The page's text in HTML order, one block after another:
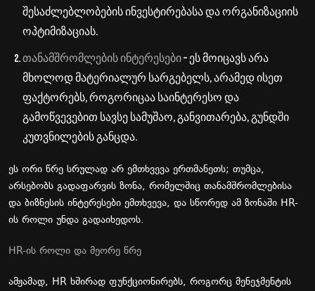
შესაძლებლობებისინვესტირებასადაორგანიზაციის
ოპტიმიზაციას.
თანამშრომლებისინტერესები–ესმოიცავსარა
მხოლოდმატერიალურ სარგებელს,არამედისეთ
ფაქტორებს,როგორიცაა საინტერესო და
გამოწვევებით სავსე სამუშაო,განვითარება,გუნდში
კუთვნილებისგანცდა.
ეს ორი წრე სრულად არ ემთხვევა ერთმანეთს; თუმცა,
არსებობს გადაფარვის ზონა, რომელშიც თანამშრომლებისა
და ბიზნესის ინტერესები ემთხვევა, და სწორედ ამ ზონაში HR-
ის როლი უნდა გადაიხედოს.
HR-ის როლი და მეორე წრე
ამჟამად, HR ხშირად ფუნქციონირებს, როგორც მენეჯმენტის